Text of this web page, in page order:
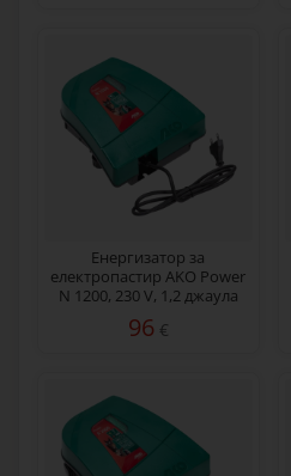
Енергизатор за
електропастир AKO Power
N 1200, 230 V, 1,2 джаула
96 €